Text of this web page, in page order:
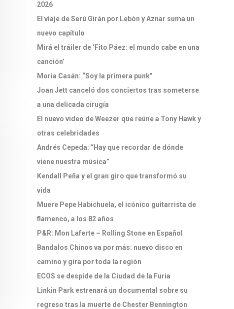
2026
El viaje de Serú Girán por Lebón y Aznar suma un
nuevo capítulo
Mirá el tráiler de ‘Fito Páez: el mundo cabe en una
canción’
Moria Casán: “Soy la primera punk”
Joan Jett canceló dos conciertos tras someterse
a una delicada cirugía
El nuevo video de Weezer que reúne a Tony Hawk y
otras celebridades
Andrés Cepeda: “Hay que recordar de dónde
viene nuestra música”
Kendall Peña y el gran giro que transformó su
vida
Muere Pepe Habichuela, el icónico guitarrista de
flamenco, a los 82 años
P&R: Mon Laferte – Rolling Stone en Español
Bandalos Chinos va por más: nuevo disco en
camino y gira por toda la región
ECOS se despide de la Ciudad de la Furia
Linkin Park estrenará un documental sobre su
regreso tras la muerte de Chester Bennington